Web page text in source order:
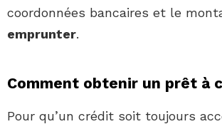
coordonnées bancaires et le
emprunter.
Comment obtenir un prêt à
Pour qu’un crédit soit toujours